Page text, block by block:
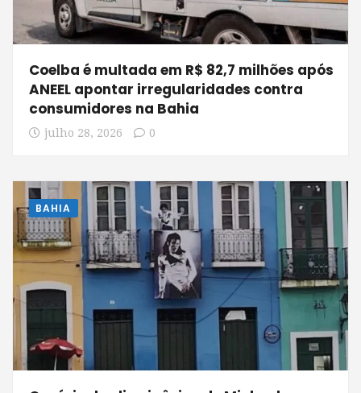
Coelba é multada em R$ 82,7 milhões após
ANEEL apontar irregularidades contra
consumidores na Bahia
julho 28, 2026 0
BAHIA